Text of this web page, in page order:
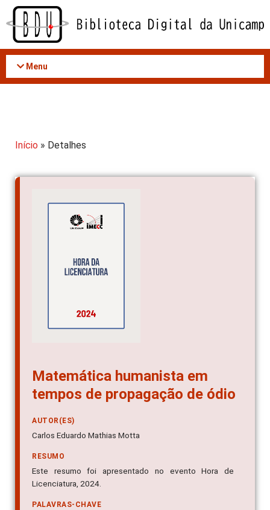
Acessar
conteúdo
Menu
Início » Detalhes
Matemática humanista em
tempos de propagação de ódio
AUTOR(ES)
Carlos Eduardo Mathias Motta
RESUMO
Este resumo foi apresentado no evento Hora de
Licenciatura, 2024.
PALAVRAS-CHAVE